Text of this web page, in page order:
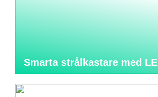
Smarta strålkastare med